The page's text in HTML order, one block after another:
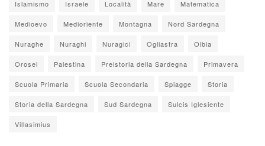
Islamismo Israele Località Mare Matematica
Medioevo Medioriente Montagna Nord Sardegna
Nuraghe Nuraghi Nuragici Ogliastra Olbia
Orosei Palestina Preistoria della Sardegna Primavera
Scuola Primaria Scuola Secondaria Spiagge Storia
Storia della Sardegna Sud Sardegna Sulcis Iglesiente
Villasimius